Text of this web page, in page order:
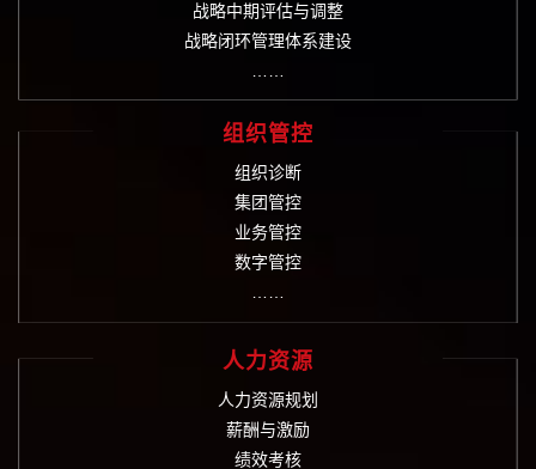
战略中期评估与调整
战略闭环管理体系建设
……
组织管控
组织诊断
集团管控
业务管控
数字管控
……
人力资源
人力资源规划
薪酬与激励
绩效考核